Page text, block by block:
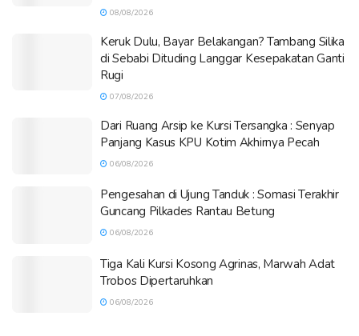
08/08/2026
Keruk Dulu, Bayar Belakangan? Tambang Silika
di Sebabi Dituding Langgar Kesepakatan Ganti
Rugi
07/08/2026
Dari Ruang Arsip ke Kursi Tersangka : Senyap
Panjang Kasus KPU Kotim Akhirnya Pecah
06/08/2026
Pengesahan di Ujung Tanduk : Somasi Terakhir
Guncang Pilkades Rantau Betung
06/08/2026
Tiga Kali Kursi Kosong Agrinas, Marwah Adat
Trobos Dipertaruhkan
06/08/2026